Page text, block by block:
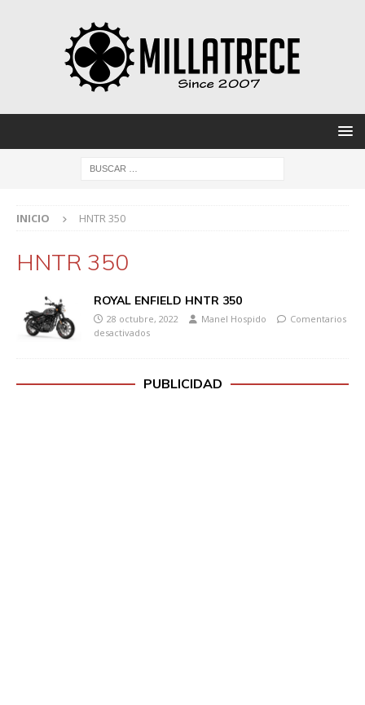
INICIO HNTR 350
HNTR 350
ROYAL ENFIELD HNTR 350
28 octubre, 2022 Manel Hospido
Comentarios
desactivados
PUBLICIDAD